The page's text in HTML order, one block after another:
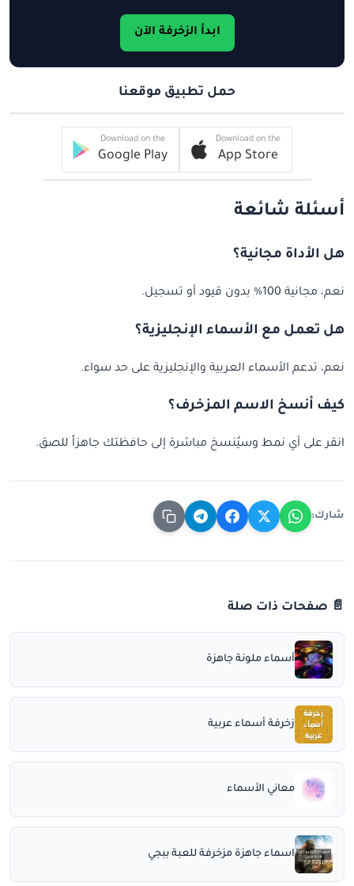
ابدأ الزخرفة الآن
حمل تطبيق موقعنا
Download on the
App Store
Download on the
Google Play
أسئلة شائعة
هل الأداة مجانية؟
نعم، مجانية 100% بدون قيود أو تسجيل.
هل تعمل مع الأسماء الإنجليزية؟
نعم، تدعم الأسماء العربية والإنجليزية على حد سواء.
كيف أنسخ الاسم المزخرف؟
انقر على أي نمط وسيُنسخ مباشرة إلى حافظتك جاهزاً للصق.
شارك:
📄 صفحات ذات صلة
أسماء ملونة جاهزة
زخرفة أسماء عربية
معاني الأسماء
اسماء جاهزة مزخرفة للعبة ببجي